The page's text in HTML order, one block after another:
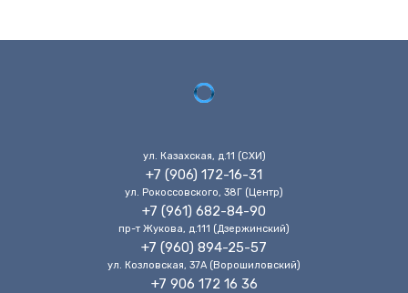
ул. Казахская, д.11 (CХИ)
+7 (906) 172-16-31
ул. Рокоссовского, 38Г (Центр)
+7 (961) 682-84-90
пр-т Жукова, д.111 (Дзержинский)
+7 (960) 894-25-57
ул. Козловская, 37А (Ворошиловский)
+7 906 172 16 36